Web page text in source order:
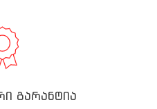
გარანტია